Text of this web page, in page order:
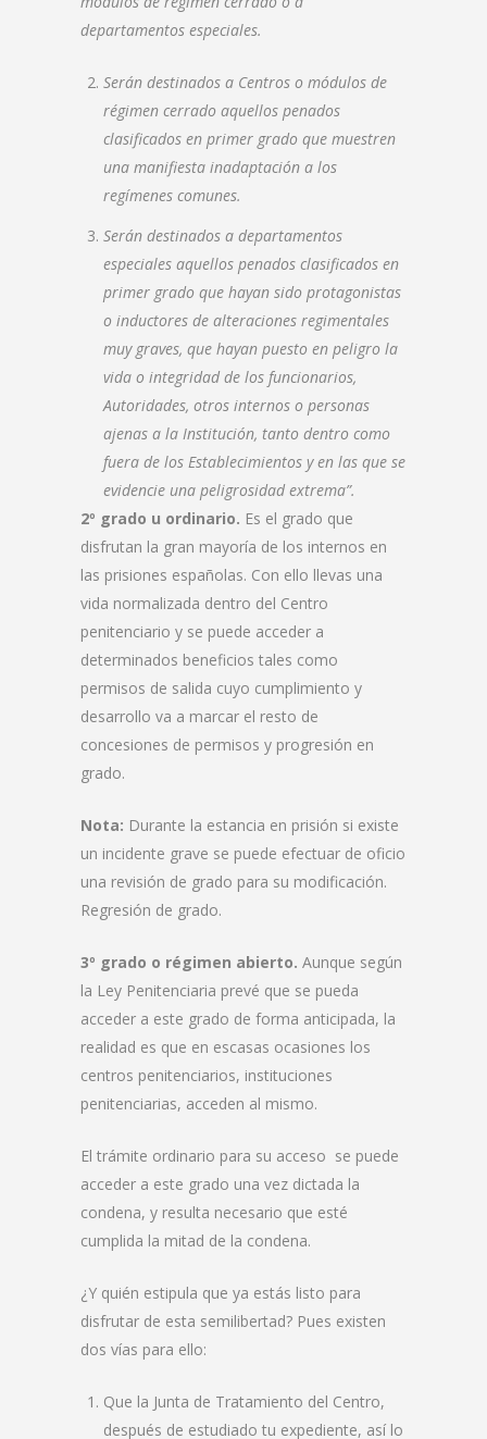
departamentos especiales.
Serán destinados a Centros o módulos de
régimen cerrado aquellos penados
clasificados en primer grado que muestren
una manifiesta inadaptación a los
regímenes comunes.
Serán destinados a departamentos
especiales aquellos penados clasificados en
primer grado que hayan sido protagonistas
o inductores de alteraciones regimentales
muy graves, que hayan puesto en peligro la
vida o integridad de los funcionarios,
Autoridades, otros internos o personas
ajenas a la Institución, tanto dentro como
fuera de los Establecimientos y en las que se
evidencie una peligrosidad extrema”.
2º grado u ordinario. Es el grado que
disfrutan la gran mayoría de los internos en
las prisiones españolas. Con ello llevas una
vida normalizada dentro del Centro
penitenciario y se puede acceder a
determinados beneficios tales como
permisos de salida cuyo cumplimiento y
desarrollo va a marcar el resto de
concesiones de permisos y progresión en
grado.
Nota: Durante la estancia en prisión si existe
un incidente grave se puede efectuar de oficio
una revisión de grado para su modificación.
Regresión de grado.
3º grado o régimen abierto. Aunque según
la Ley Penitenciaria prevé que se pueda
acceder a este grado de forma anticipada, la
realidad es que en escasas ocasiones los
centros penitenciarios, instituciones
penitenciarias, acceden al mismo.
El trámite ordinario para su acceso se puede
acceder a este grado una vez dictada la
condena, y resulta necesario que esté
cumplida la mitad de la condena.
¿Y quién estipula que ya estás listo para
disfrutar de esta semilibertad? Pues existen
dos vías para ello:
Que la Junta de Tratamiento del Centro,
después de estudiado tu expediente, así lo